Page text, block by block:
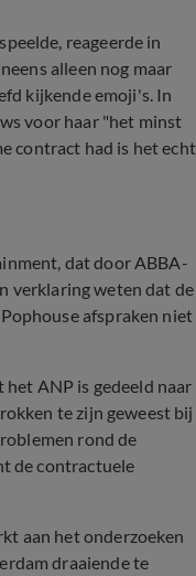
reageerde in
alleen nog maar
kijkende emoji's. In
voor haar "het minst
contract had is het echt
dat door ABBA-
verklaring weten dat de
afspraken niet
ANP is gedeeld naar
te zijn geweest bij
rond de
de contractuele
aan het onderzoeken
draaiende te